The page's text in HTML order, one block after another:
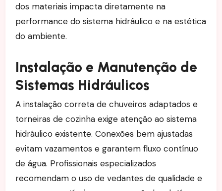
dos materiais impacta diretamente na
performance do sistema hidráulico e na estética
do ambiente.
Instalação e Manutenção de
Sistemas Hidráulicos
A instalação correta de chuveiros adaptados e
torneiras de cozinha exige atenção ao sistema
hidráulico existente. Conexões bem ajustadas
evitam vazamentos e garantem fluxo contínuo
de água. Profissionais especializados
recomendam o uso de vedantes de qualidade e